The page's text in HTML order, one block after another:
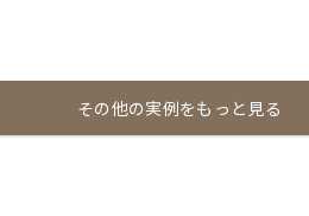
その他の実例をもっと見る